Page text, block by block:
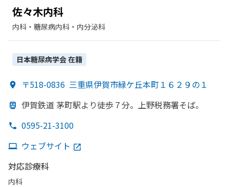
佐々木内科
内科・​糖尿病内科・​内分泌科
日本糖尿病学会在籍
〒518-0836 三重県伊賀市緑ケ丘本町１６２９の１
伊賀鉄道 茅町駅より徒歩７分。 上野税務署そば。
0595-21-3100
ウェブサイト
対応診療科
内科